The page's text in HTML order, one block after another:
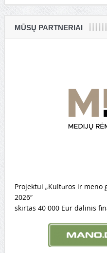
MŪSŲ PARTNERIAI
Projektui „Kultūros ir meno
2026″
skirtas 40 000 Eur dalinis